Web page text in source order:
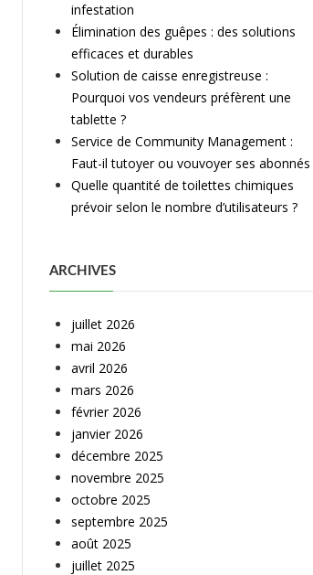
infestation
Élimination des guêpes : des solutions
efficaces et durables
Solution de caisse enregistreuse :
Pourquoi vos vendeurs préfèrent une
tablette ?
Service de Community Management :
Faut-il tutoyer ou vouvoyer ses abonnés
Quelle quantité de toilettes chimiques
prévoir selon le nombre d’utilisateurs ?
ARCHIVES
juillet 2026
mai 2026
avril 2026
mars 2026
février 2026
janvier 2026
décembre 2025
novembre 2025
octobre 2025
septembre 2025
août 2025
juillet 2025